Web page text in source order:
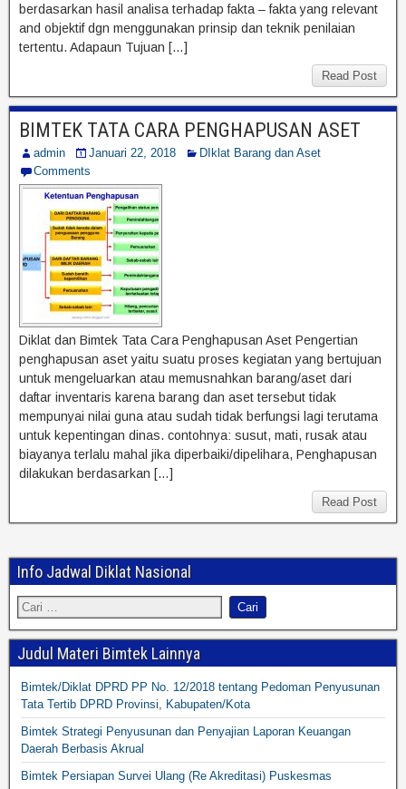
berdasarkan hasil analisa terhadap fakta – fakta yang relevant
and objektif dgn menggunakan prinsip dan teknik penilaian
tertentu. Adapaun Tujuan […]
Read Post
BIMTEK TATA CARA PENGHAPUSAN ASET
admin Januari 22, 2018
DIklat Barang dan Aset
Comments
Diklat dan Bimtek Tata Cara Penghapusan Aset Pengertian
penghapusan aset yaitu suatu proses kegiatan yang bertujuan
untuk mengeluarkan atau memusnahkan barang/aset dari
daftar inventaris karena barang dan aset tersebut tidak
mempunyai nilai guna atau sudah tidak berfungsi lagi terutama
untuk kepentingan dinas. contohnya: susut, mati, rusak atau
biayanya terlalu mahal jika diperbaiki/dipelihara, Penghapusan
dilakukan berdasarkan […]
Read Post
Info Jadwal Diklat Nasional
Judul Materi Bimtek Lainnya
Bimtek/Diklat DPRD PP No. 12/2018 tentang Pedoman Penyusunan
Tata Tertib DPRD Provinsi, Kabupaten/Kota
Bimtek Strategi Penyusunan dan Penyajian Laporan Keuangan
Daerah Berbasis Akrual
Bimtek Persiapan Survei Ulang (Re Akreditasi) Puskesmas